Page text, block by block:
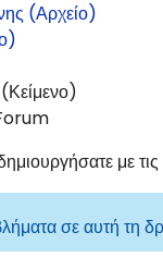
(Αρχείο)
με
σε αυτή τη